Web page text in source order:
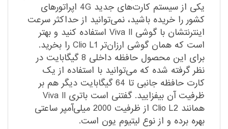
یکی از سیستم کارت‌های جدید 4G اپراتورهای
کشور را خریده باشید، نمی‌توانید از حداکثر سرعت
اینترنتشان با گوشی Viva II استفاده کنید و بهتر
است که همان گوشی ارزان‌تر Clio L1 را بخرید.
برای این محصول حافظه داخلی 8 گیگابایت در
نظر گرفته شده که می‌توانید با استفاده از یک
کارت حافظه جانبی تا 64 گیگابایت دیگر هم بر
ظرفیت آن بیفزایید. گفتنی است باتری Viva II
همانند Clio L2 از ظرفیت 2000 میلی‌آمپر ساعتی
بهره برده و از نوع لیتیوم یون است.